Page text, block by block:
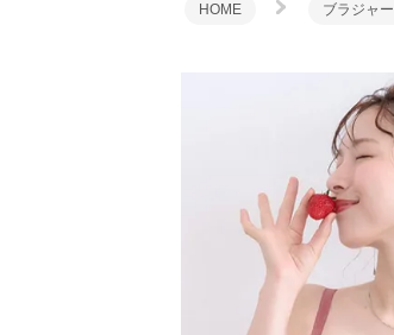
HOME ブラジャー